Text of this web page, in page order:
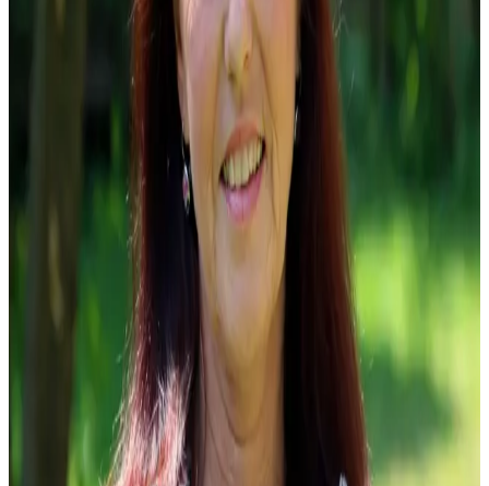
Klaus-Dieter Stondzik
Organisiert und betreut alle Jugendaktivitäten und ist
Ansprechpartner für junge Mitglieder.
0151-16115535
jugendwart@tc-blau-weiss-kassel.de
Nicolai Sossalla
Verantwortlich für die sportlichen Aktivitäten und Teamspiele der
Erwachsenen des Clubs.
0178-1672637
sportwart@tc-blau-weiss-kassel.de
Kommunikations­beauftragte
Almut Schirmak
Verwaltet die Öffentlichkeitsarbeit und Kommunikation des Clubs
nach innen und außen.